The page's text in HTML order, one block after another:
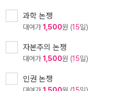
과학 논쟁
대여가1,500원 (15일)
자본주의 논쟁
대여가1,500원 (15일)
인권 논쟁